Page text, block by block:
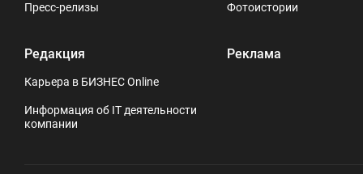
Пресс-релизы
Редакция
Карьера в БИЗНЕС Online
Информация об IT деятельности
компании
Фотоистории
Реклама